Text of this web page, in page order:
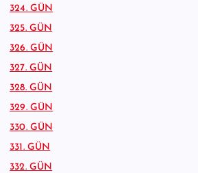
324. GÜN
325. GÜN
326. GÜN
327. GÜN
328. GÜN
329. GÜN
330. GÜN
331. GÜN
332. GÜN